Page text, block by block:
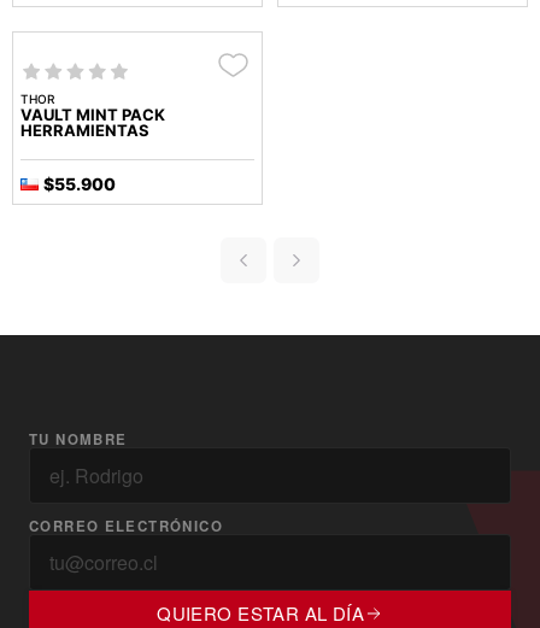
THOR
VAULT MINT PACK
HERRAMIENTAS
$55.900
TU NOMBRE
CORREO ELECTRÓNICO
QUIERO ESTAR AL DÍA